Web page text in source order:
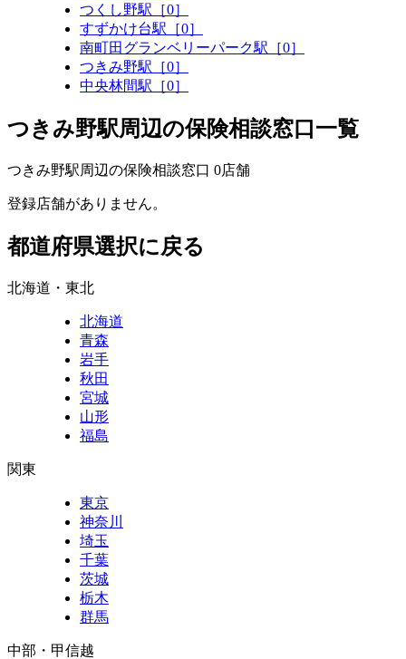
つくし野駅［0］
すずかけ台駅［0］
南町田グランベリーパーク駅［0］
つきみ野駅［0］
中央林間駅［0］
つきみ野駅周辺の保険相談窓口一覧
つきみ野駅周辺の保険相談窓口 0店舗
登録店舗がありません。
都道府県選択に戻る
北海道・東北
北海道
青森
岩手
秋田
宮城
山形
福島
関東
東京
神奈川
埼玉
千葉
茨城
栃木
群馬
中部・甲信越